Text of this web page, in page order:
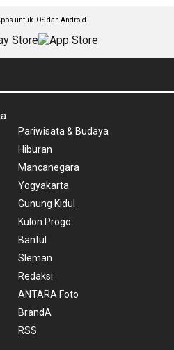
untuk iOS dan Android
Pariwisata & Budaya
Hiburan
Mancanegara
Yogyakarta
Gunung Kidul
Kulon Progo
Bantul
Sleman
Redaksi
ANTARA Foto
BrandA
RSS